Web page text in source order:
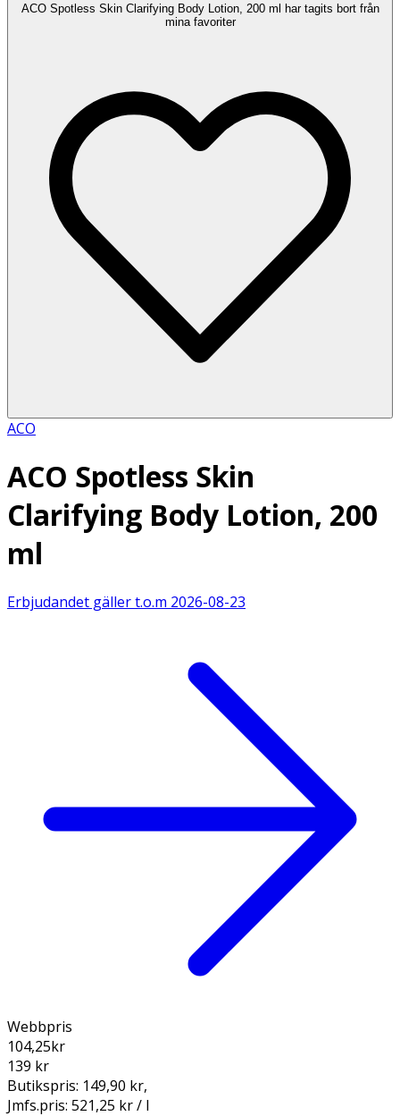
ACO Spotless Skin Clarifying Body Lotion, 200 ml har tagits bort från
mina favoriter
ACO
ACO Spotless Skin
Clarifying Body Lotion, 200
ml
Erbjudandet gäller t.o.m 2026-08-23
Webbpris
104,25kr
139 kr
Butikspris: 149,90 kr,
Jmfs.pris: 521,25 kr / l